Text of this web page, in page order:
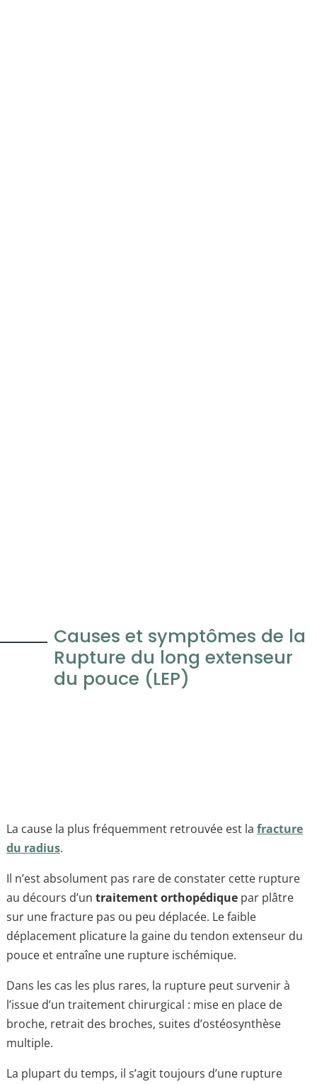
Causes et symptômes de la
Rupture du long extenseur
du pouce (LEP)
La cause la plus fréquemment retrouvée est la fracture
du radius.
Il n’est absolument pas rare de constater cette rupture
au décours d’un traitement orthopédiquepar plâtre
sur une fracture pas ou peu déplacée. Le faible
déplacement plicature la gaine du tendon extenseur du
pouce et entraîne une rupture ischémique.
Dans les cas les plus rares, la rupture peut survenir à
l’issue d’un traitement chirurgical : mise en place de
broche, retrait des broches, suites d’ostéosynthèse
multiple.
La plupart du temps, il s’agit toujours d’une rupture